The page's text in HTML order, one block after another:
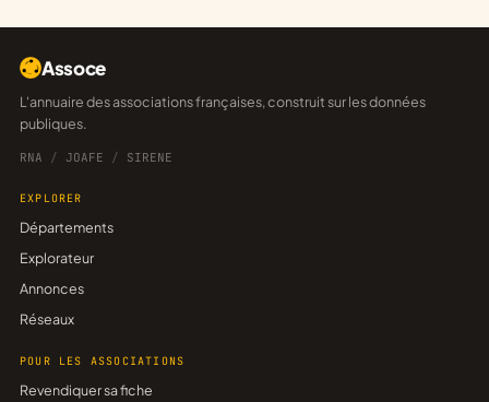
Assoce
L'annuaire des associations françaises, construit sur les données
publiques.
RNA / JOAFE / SIRENE
EXPLORER
Départements
Explorateur
Annonces
Réseaux
POUR LES ASSOCIATIONS
Revendiquer sa fiche